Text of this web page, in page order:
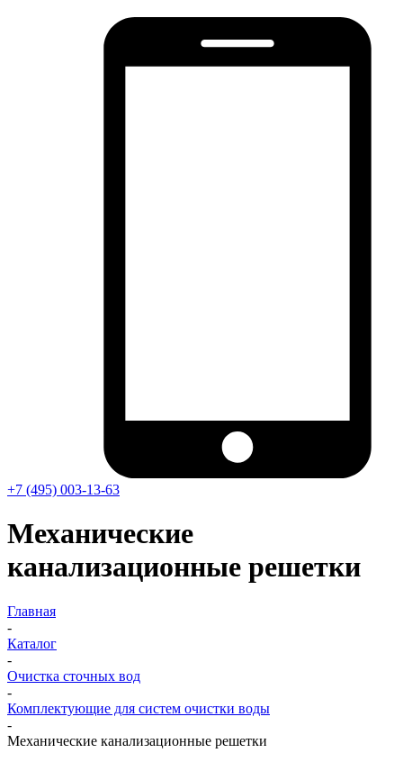
+7 (495) 003-13-63
Механические
канализационные решетки
Главная
-
Каталог
-
Очистка сточных вод
-
Комплектующие для систем очистки воды
-
Механические канализационные решетки